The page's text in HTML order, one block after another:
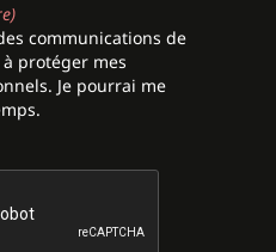
communications de
protéger mes
Je pourrai me